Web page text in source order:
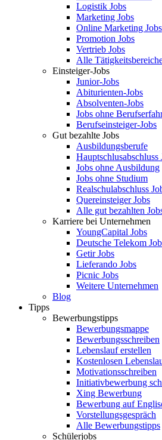
Logistik Jobs
Marketing Jobs
Online Marketing Jobs
Promotion Jobs
Vertrieb Jobs
Alle
Einsteiger-Jobs
Junior-Jobs
Abiturienten-Jobs
Absolventen-Jobs
Jobs ohne
Berufseinsteiger-Jobs
Gut bezahlte Jobs
Ausbildungsberufe
Hauptschlusabschluss
Jobs ohne Ausbildung
Jobs ohne Studium
Realschulabschluss
Quereinsteiger Jobs
Alle gut bezahlten
Karriere bei Unternehmen
YoungCapital Jobs
Deutsche Telekom
Getir Jobs
Lieferando Jobs
Picnic Jobs
Weitere Unternehmen
Blog
Tipps
Bewerbungstipps
Bewerbungsmappe
Bewerbungsschreiben
Lebenslauf erstellen
Kostenlosen
Motivationsschreiben
Initiativbewerbung
Xing Bewerbung
Bewerbung auf
Vorstellungsgespräch
Alle Bewerbungstipps
Schülerjobs